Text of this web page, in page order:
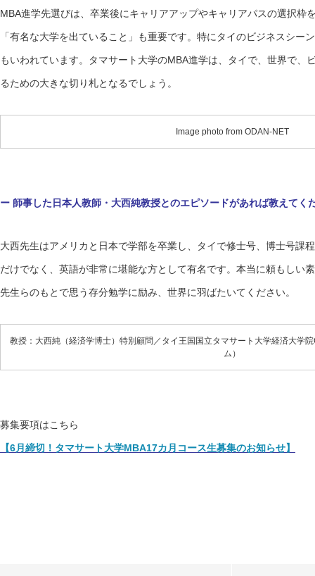
MBA進学先選びは、卒業後にキャリアアップやキャリアパスの選択枠
「有名な大学を出ていること」も重要です。特にタイのビジネスシー
もいわれています。タマサート大学のMBA進学は、タイで、世界で、
るための大きな切り札となるでしょう。
Image photo from ODAN-NET
ー 師事した日本人教師・大西純教授とのエピソードがあれば教えてく
大西先生はアメリカと日本で学部を卒業し、タイで修士号、博士号課
だけでなく、英語が非常に堪能な方として有名です。本当に頼もしい
先生らのもとで思う存分勉学に励み、世界に羽ばたいてください。
教授：大西純（経済学博士）特別顧問／タイ王国国立タマサート大学経済大学
ム）
募集要項はこちら
【6月締切！タマサート大学MBA17カ月コース生募集のお知らせ】